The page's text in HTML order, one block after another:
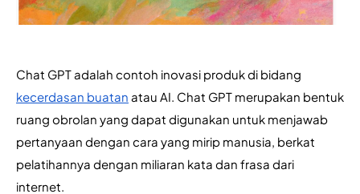
kecerdasan buatan atau AI. Chat GPT merupakan bentuk
ruang obrolan yang dapat digunakan untuk menjawab
pertanyaan dengan cara yang mirip manusia, berkat
pelatihannya dengan miliaran kata dan frasa dari
internet.